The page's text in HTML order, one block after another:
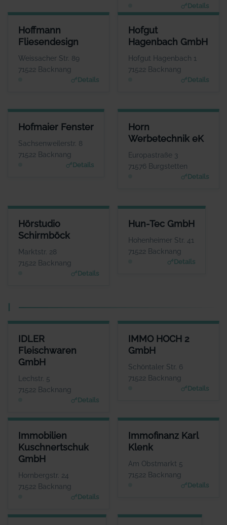
Details
Hoffmann
Fliesendesign
Weissacher Str. 89
71522 Backnang
Details
HOFFMANN FLIESENDESIGN
ANSPRECHPARTNER
Herr Bernd Hoffmann
www.hoffmann-fliesen.de
Hofgut
Hagenbach GmbH
Hofgut Hagenbach 1
71522 Backnang
Details
HOFGUT HAGENBACH GMBH
ANSPRECHPARTNER
Herr Matthias Wurche
www.hofgut-hagenbach.de
Hofmaier Fenster
Sachsenweilerstr. 8
71522 Backnang
Details
HOFMAIER FENSTER
Herr Herbert
Hofmaier
WEBSITE
www.hofmaier-fenster.
Horn
Werbetechnik eK
Europastraße 3
71576 Burgstetten
Details
HORN WERBETECHNIK EK
ANSPRECHPARTNER
Herr Thomas Horn
www.horn-werbetechni
Hörstudio
Schirmböck
Marktstr. 28
71522 Backnang
Details
HÖRSTUDIO SCHIRMBÖCK
ANSPRECHPARTNER
Frau Anne
www.hoerstudio-schirm
boeck.de
Hun-Tec GmbH
Hohenheimer Str. 41
71522 Backnang
Details
HUN-TEC GMBH
Herr Tamas Gauder
www.hun-tec.de
IDLER
Fleischwaren
GmbH
Lechstr. 5
71522 Backnang
Details
IDLER FLEISCHWAREN GMBH
ANSPRECHPARTNER
Herr Eberhart Idler
IMMO HOCH 2
GmbH
Schöntaler Str. 6
71522 Backnang
Details
IMMO HOCH 2 GMBH
ANSPRECHPARTNER
Goncalves
www.immo-hoch-2.de
Immobilien
Kuschnertschuk
GmbH
Hornbergstr. 24
71522 Backnang
Details
IMMOBILIEN KUSCHNERTSCHUK GMBH
ANSPRECHPARTNER
Herr Nikolai Kuschnertschuk
WEBSITE
www.kuschnertschuk.de
Immofinanz Karl
Klenk
Am Obstmarkt 5
71522 Backnang
Details
IMMOFINANZ KARL KLENK
ANSPRECHPARTNER
www.klenk-immofinanz.d